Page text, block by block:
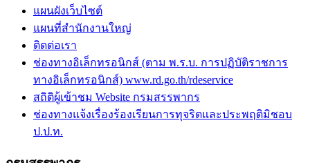
แผนผังเว็บไซต์
แผนที่สำนักงานใหญ่
ติดต่อเรา
ช่องทางอิเล็กทรอนิกส์ (ตาม พ.ร.บ. การปฏิบัติราชการ
ทางอิเล็กทรอนิกส์) www.rd.go.th/rdeservice
สถิติผู้เข้าชม Website กรมสรรพากร
ช่องทางแจ้งเรื่องร้องเรียนการทุจริตและประพฤติมิชอบ
ป.ป.ท.